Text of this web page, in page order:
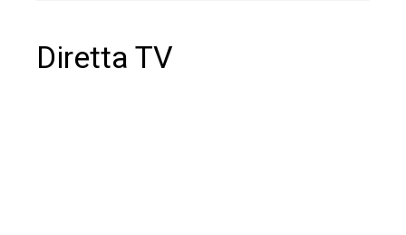
Diretta TV